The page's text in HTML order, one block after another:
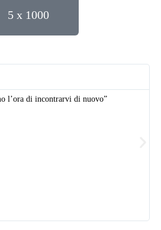
5 x 1000
l’ora di incontrarvi di nuovo”